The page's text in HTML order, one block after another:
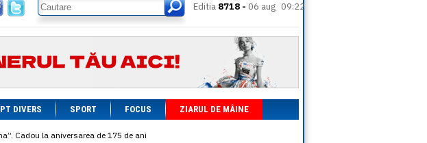
Editia 8718 - 06 aug 09:22
DIVERS SPORT FOCUS ZIARUL DE MÂINE
Cadou la aniversarea de 175 de ani